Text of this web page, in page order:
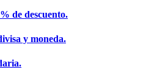
de descuento.
y moneda.